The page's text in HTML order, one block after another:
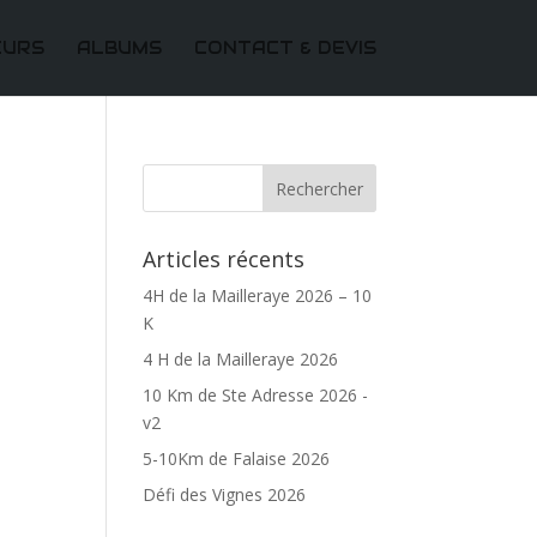
ALBUMS CONTACT & DEVIS
Articles récents
4H de la Mailleraye 2026 – 10
K
4 H de la Mailleraye 2026
10 Km de Ste Adresse 2026 -
v2
5-10Km de Falaise 2026
Défi des Vignes 2026